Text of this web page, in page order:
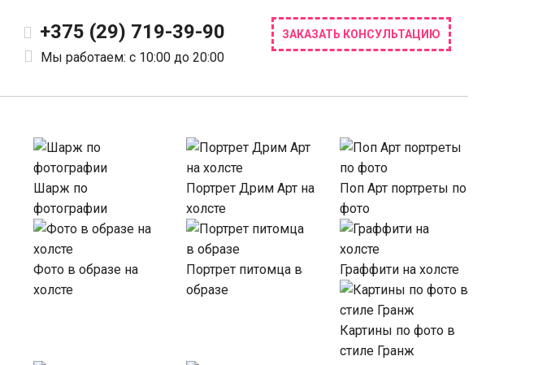
+375 (29) 719-39-90
Мы работаем: c 10:00 до 20:00
ЗАКАЗАТЬ КОНСУЛЬТАЦИЮ
Шарж по
фотографии
Портрет Дрим Арт на
холсте
Поп Арт портреты по
фото
Фото в образе на
холсте
Портрет питомца в
образе
Граффити на холсте
Картины по фото в
стиле Гранж